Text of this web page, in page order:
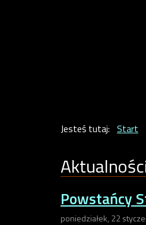
Jesteś tutaj: Start
Powstańcy
poniedziałek, 22